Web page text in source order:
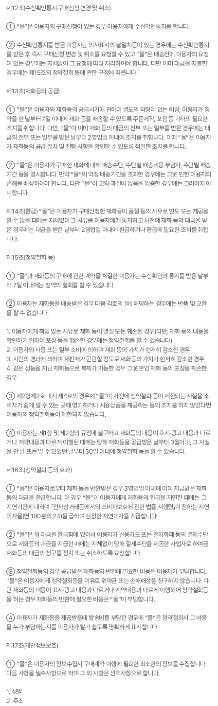
제12조(수신확인통지·구매신청 변경 및 취소)
① “몰”은 이용자의 구매신청이 있는 경우 이용자에게 수신확인통지를 합니다.
② 수신확인통지를 받은 이용자는 의사표시의 불일치등이 있는 경우에는 수신확인통지
를 받은 후 즉시 구매신청 변경 및 취소를 요청할 수 있고 “몰”은 배송전에 이용자의 요청
이 있는 경우에는 지체없이 그 요청에 따라 처리하여야 합니다. 다만 이미 대금을 지불한
경우에는 제15조의 청약철회 등에 관한 규정에 따릅니다.
제13조(재화등의 공급)
① “몰”은 이용자와 재화등의 공급시기에 관하여 별도의 약정이 없는 이상, 이용자가 청
약을 한 날부터 7일 이내에 재화 등을 배송할 수 있도록 주문제작, 포장 등 기타의 필요한
조치를 취합니다. 다만, “몰”이 이미 재화 등의 대금의 전부 또는 일부를 받은 경우에는 대
금의 전부 또는 일부를 받은 날부터 2영업일 이내에 조치를 취합니다. 이때 “몰”은 이용자
가 재화등의 공급 절차 및 진행 사항을 확인할 수 있도록 적절한 조치를 합니다.
② “몰”은 이용자가 구매한 재화에 대해 배송수단, 수단별 배송비용 부담자, 수단별 배송
기간 등을 명시합니다. 만약 “몰”이 약정 배송기간을 초과한 경우에는 그로 인한 이용자의
손해를 배상하여야 합니다. 다만 “몰”이 고의·과실이 없음을 입증한 경우에는 그러하지 아
니합니다.
제14조(환급) “몰”은 이용자가 구매신청한 재화등이 품절 등의 사유로 인도 또는 제공을
할 수 없을 때에는 지체없이 그 사유를 이용자에게 통지하고 사전에 재화 등의 대금을 받
은 경우에는 대금을 받은 날부터 2영업일 이내에 환급하거나 환급에 필요한 조치를 취합
니다.
제15조(청약철회 등)
① “몰”과 재화등의 구매에 관한 계약을 체결한 이용자는 수신확인의 통지를 받은 날부
터 7일 이내에는 청약의 철회를 할 수 있습니다.
② 이용자는 재화등을 배송받은 경우 다음 각호의 1에 해당하는 경우에는 반품 및 교환
을 할 수 없습니다.
1. 이용자에게 책임 있는 사유로 재화 등이 멸실 또는 훼손된 경우(다만, 재화 등의 내용을
확인하기 위하여 포장 등을 훼손한 경우에는 청약철회를 할 수 있습니다)
2. 이용자의 사용 또는 일부 소비에 의하여 재화 등의 가치가 현저히 감소한 경우
3. 시간의 경과에 의하여 재판매가 곤란할 정도로 재화등의 가치가 현저히 감소한 경우
4. 같은 성능을 지닌 재화등으로 복제가 가능한 경우 그 원본인 재화 등의 포장을 훼손한
경우
③ 제2항제2호 내지 제4호의 경우에 “몰”이 사전에 청약철회 등이 제한되는 사실을 소
비자가 쉽게 알 수 있는 곳에 명기하거나 시용상품을 제공하는 등의 조치를 하지 않았다면
이용자의 청약철회등이 제한되지 않습니다.
④ 이용자는 제1항 및 제2항의 규정에 불구하고 재화등의 내용이 표시·광고 내용과 다르
거나 계약내용과 다르게 이행된 때에는 당해 재화등을 공급받은 날부터 3월이내, 그 사실
을 안 날 또는 알 수 있었던 날부터 30일 이내에 청약철회 등을 할 수 있습니다.
제16조(청약철회 등의 효과)
① “몰”은 이용자로부터 재화 등을 반환받은 경우 3영업일 이내에 이미 지급받은 재화
등의 대금을 환급합니다. 이 경우 “몰”이 이용자에게 재화등의 환급을 지연한 때에는 그
지연기간에 대하여 「전자상거래등에서의 소비자보호에 관한 법률 시행령」이 정하는 지연
이자율(연 100분의 24)을 곱하여 산정한 지연이자를 지급합니다.
② “몰”은 위 대금을 환급함에 있어서 이용자가 신용카드 또는 전자화폐 등의 결제수단
으로 재화등의 대금을 지급한 때에는 지체없이 당해 결제수단을 제공한 사업자로 하여금
재화등의 대금의 청구를 정지 또는 취소하도록 요청합니다.
③ 청약철회등의 경우 공급받은 재화등의 반환에 필요한 비용은 이용자가 부담합니다.
“몰”은 이용자에게 청약철회등을 이유로 위약금 또는 손해배상을 청구하지 않습니다. 다
만 재화등의 내용이 표시·광고 내용과 다르거나 계약내용과 다르게 이행되어 청약철회등
을 하는 경우 재화등의 반환에 필요한 비용은 “몰”이 부담합니다.
④ 이용자가 재화등을 제공받을때 발송비를 부담한 경우에 “몰”은 청약철회시 그 비용
을 누가 부담하는지를 이용자가 알기 쉽도록 명확하게 표시합니다.
제17조(개인정보보호)
① “몰”은 이용자의 정보수집시 구매계약 이행에 필요한 최소한의 정보를 수집합니다.
다음 사항을 필수사항으로 하며 그 외 사항은 선택사항으로 합니다.
1. 성명
2. 주소